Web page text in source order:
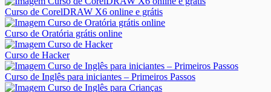
Curso de CorelDRAW X6 online e grátis
Curso de Oratória grátis online
Curso de Hacker
Curso de Inglês para iniciantes – Primeiros Passos